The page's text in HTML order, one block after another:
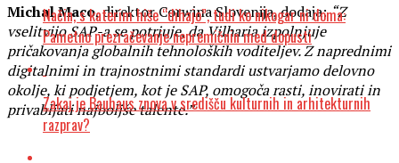
Michal Maco, direktor Corwina Slovenija, dodaja:“Z
vselitvijo SAP-a se potrjuje, da Vilharia izpolnjuje
pričakovanja globalnih tehnoloških voditeljev. Z naprednimi
digitalnimi in trajnostnimi standardi ustvarjamo delovno
okolje, ki podjetjem, kot je SAP, omogoča rasti, inovirati in
privabljati najboljše talente.”
Način, s katerim hiše “dihajo”, tudi ko nikogar ni doma:
Pametno prezračevanje nepremičnin med dopusti
Zakaj je Bauhaus znova v središču kulturnih in arhitekturnih
razprav?